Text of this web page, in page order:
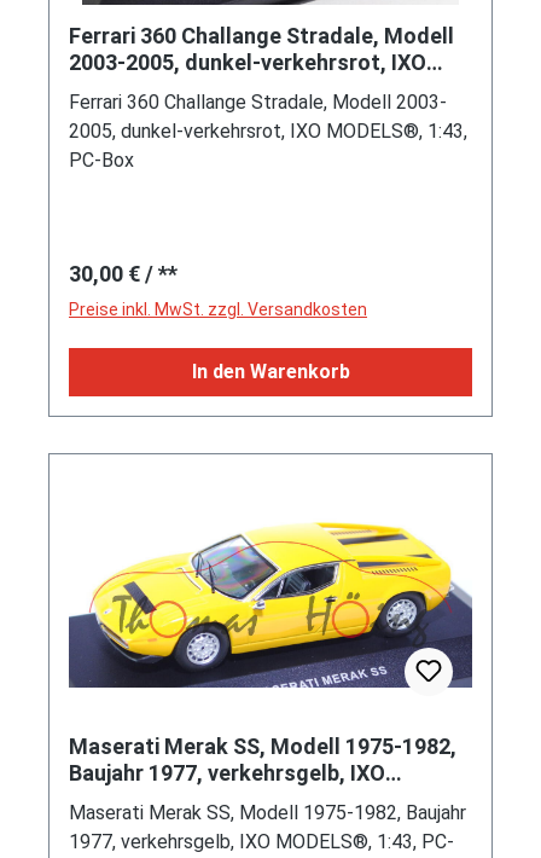
Ferrari 360 Challange Stradale, Modell
2003-2005, dunkel-verkehrsrot, IXO
MODELS®, 1:43, PC-Box
Ferrari 360 Challange Stradale, Modell 2003-
2005, dunkel-verkehrsrot, IXO MODELS®, 1:43,
PC-Box
Regulärer Preis:
30,00 €/ **
Preise inkl. MwSt. zzgl. Versandkosten
In den Warenkorb
Maserati Merak SS, Modell 1975-1982,
Baujahr 1977, verkehrsgelb, IXO
MODELS®, 1:43, PC-Box
Maserati Merak SS, Modell 1975-1982, Baujahr
1977, verkehrsgelb, IXO MODELS®, 1:43, PC-